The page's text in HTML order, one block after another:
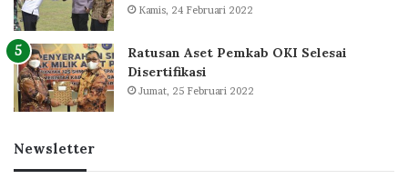
Kamis, 24 Februari 2022
Ratusan Aset Pemkab OKI Selesai
Disertifikasi
Jumat, 25 Februari 2022
Newsletter